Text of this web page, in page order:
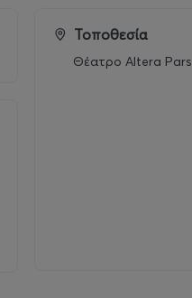
Τοποθεσία
Θέατρο Altera Pars